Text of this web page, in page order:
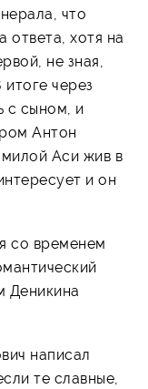
что
ответа, хотя на
не зная,
через
с сыном, и
Антон
милой Аси жив в
и он
со временем
Деникина
написал
те славные,